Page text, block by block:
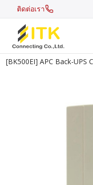
ติดต่อเรา
[BK500EI] APC Back-UPS